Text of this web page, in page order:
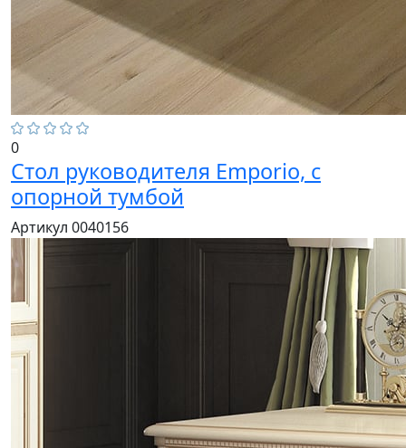
0
Стол руководителя Emporio, с
опорной тумбой
Артикул 0040156